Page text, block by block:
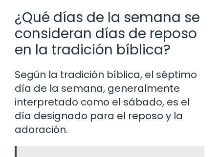
¿Qué días de la semana se
consideran días de reposo
en la tradición bíblica?
Según la tradición bíblica, el séptimo
día de la semana, generalmente
interpretado como el sábado, es el
día designado para el reposo y la
adoración.